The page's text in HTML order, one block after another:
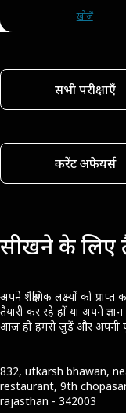
खोजें
सभी परीक्षाएँ
करेंट अफेयर्स
सीखने के लिए
अपने शैक्षणिक लक्ष्यों को
तैयारी कर रहे हों या अपने
आज ही हमसे जुड़ें और अपनी
832, utkarsh bhawan,
restaurant, 9th
rajasthan - 342003